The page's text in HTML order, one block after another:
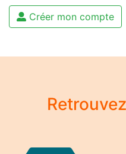
Créer mon compte